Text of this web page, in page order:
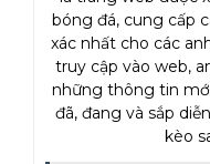
bóng đá, cung cấp
xác nhất cho các
truy cập vào web,
những thông tin
đã, đang và sắp
kèo